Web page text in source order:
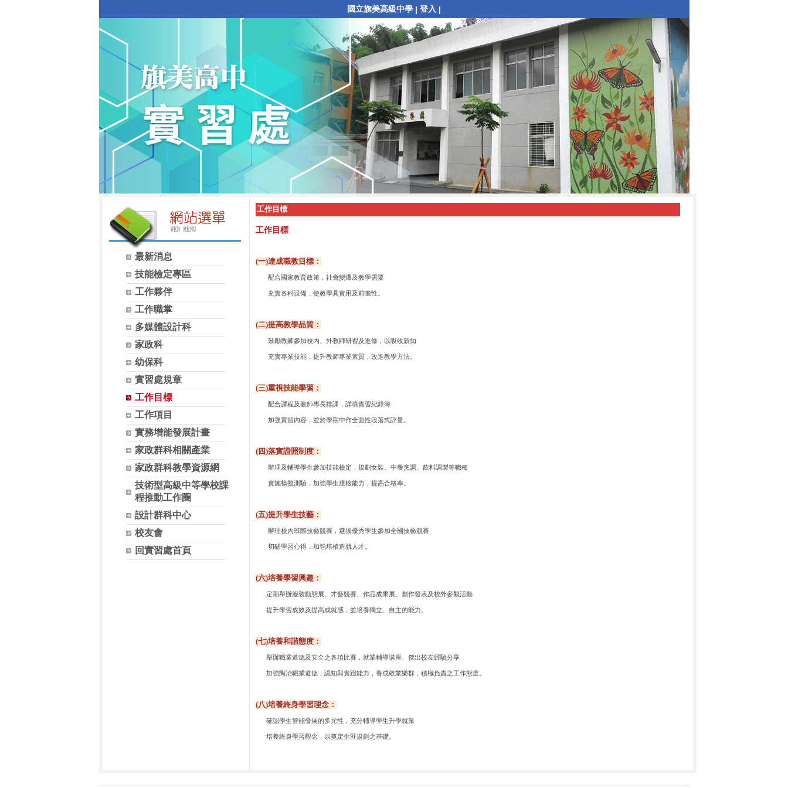
國立旗美高級中學 | 登入 |
最新消息
技能檢定專區
工作夥伴
工作職掌
多媒體設計科
家政科
幼保科
實習處規章
工作目標
工作項目
實務增能發展計畫
家政群科相關產業
家政群科教學資源網
技術型高級中等學校課
程推動工作圈
設計群科中心
校友會
回實習處首頁
工作目標
工作目標
(一)達成職教目標：
配合國家教育政策，社會變遷及教學需要
充實各科設備，使教學具實用及前瞻性。
(二)提高教學品質：
鼓勵教師參加校內、外教師研習及進修，以吸收新知
充實專業技能，提升教師專業素質，改進教學方法。
(三)重視技能學習：
配合課程及教師專長排課，詳填實習紀錄簿
加強實習內容，並於學期中作全面性段落式評量。
(四)落實證照制度：
辦理及輔導學生參加技能檢定，規劃女裝、中餐烹調、 飲料調製等職種
實施模擬測驗，加強學生應檢能力，提高合格率。
(五)提升學生技藝：
辦理校內班際技藝競賽，選拔優秀學生參加全國技藝競賽
切磋學習心得，加強培植造就人才。
(六)培養學習興趣：
定期舉辦服裝動態展、才藝競賽、作品成果展、創作發表及校外參觀活動
提升學習成效及提高成就感， 並培養獨立、自主的能力。
(七)培養和諧態度：
舉辦職業道德及安全之各項比賽，就業輔導講座、傑出校友經驗分享
加強陶冶職業道德，認知與實踐能力， 養成敬業樂群，積極負責之工作態度。
(八)培養終身學習理念：
確認學生智能發展的多元性，充分輔導學生升學就業
培養終身學習觀念，以奠定生涯規劃之基礎。